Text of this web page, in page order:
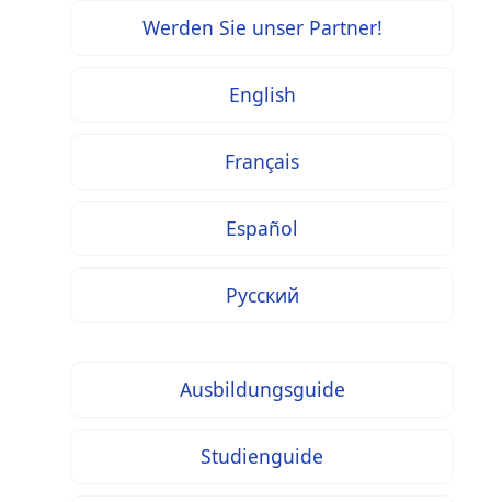
Werden Sie unser Partner!
English
Français
Español
Русский
Ausbildungsguide
Studienguide